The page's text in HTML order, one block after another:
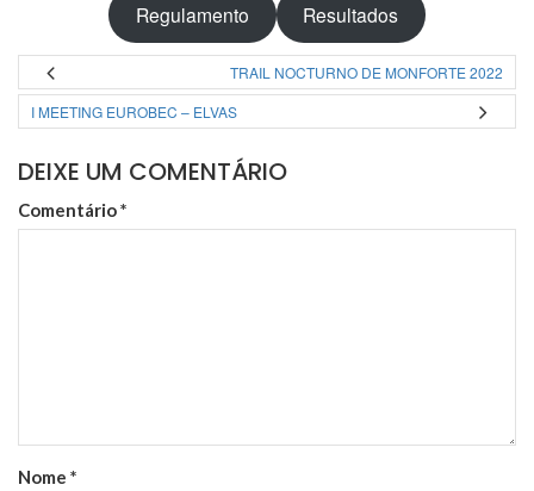
Regulamento Resultados
TRAIL NOCTURNO DE MONFORTE 2022
I MEETING EUROBEC – ELVAS
DEIXE UM COMENTÁRIO
Comentário*
Nome *